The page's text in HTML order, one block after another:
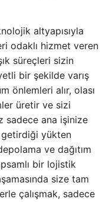
altyapısıyla
odaklı hizmet veren
süreçleri sizin
bir şekilde varış
önlemleri alır, olası
üretir ve sizi
sadece ana işinize
yükten
ve dağıtım
bir lojistik
size tam
çalışmak, sadece